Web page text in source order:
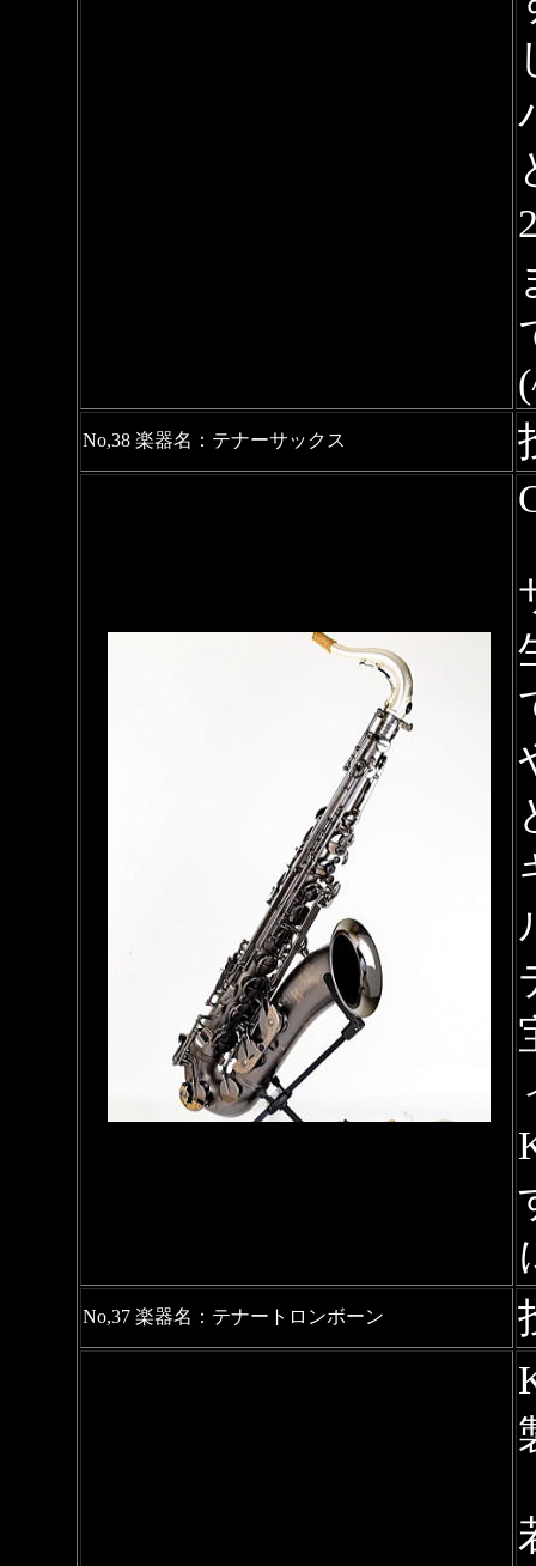
No,38 楽器名：テナーサックス
No,37 楽器名： テナートロンボーン